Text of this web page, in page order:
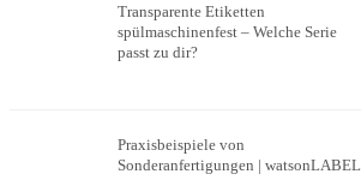
Transparente Etiketten
spülmaschinenfest – Welche Serie
passt zu dir?
Praxisbeispiele von
Sonderanfertigungen | watsonLABEL